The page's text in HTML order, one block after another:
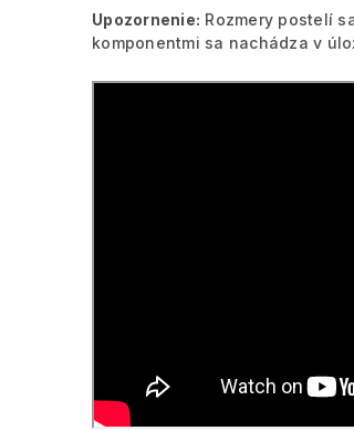
Upozornenie: Rozmery postelí
komponentmi sa nachádza v